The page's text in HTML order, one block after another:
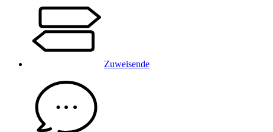
Zuweisende